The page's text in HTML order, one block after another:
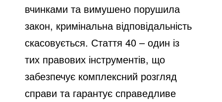
вчинками та вимушено порушила
закон, кримінальна відповідальність
скасовується. Стаття 40 – один із
тих правових інструментів, що
забезпечує комплексний розгляд
справи та гарантує справедливе